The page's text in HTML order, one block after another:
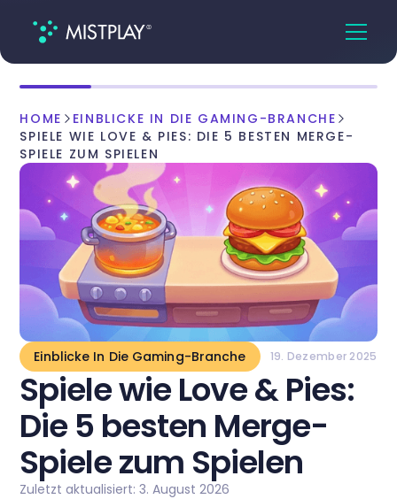
HOME
EINBLICKE IN DIE GAMING-BRANCHE
SPIELE WIE LOVE & PIES: DIE 5 BESTEN MERGE-
SPIELE ZUM SPIELEN
Einblicke In Die Gaming-Branche 19. Dezember 2025
Spiele wie Love & Pies:
Die 5 besten Merge-
Spiele zum Spielen
Zuletzt aktualisiert: 3. August 2026